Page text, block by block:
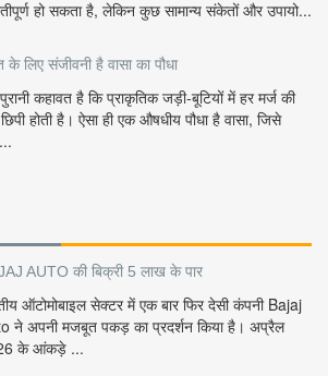
हो सकता है, लेकिन कुछ सामान्य संकेतों और उपायो...
के लिए संजीवनी है वासा का पौधा
कहावत है कि प्राकृतिक जड़ी-बूटियों में हर मर्ज की
होती है। ऐसा ही एक औषधीय पौधा है वासा, जिसे
AUTO की बिक्री 5 लाख के पार
ऑटोमोबाइल सेक्टर में एक बार फिर देसी कंपनी Bajaj
ने अपनी मजबूत पकड़ का प्रदर्शन किया है। अप्रैल
के आंकड़े ...